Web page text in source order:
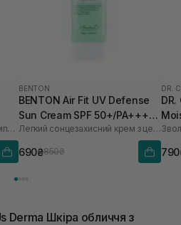
Відновлююча заспокійлива ампула для обличчя
BENTON
BENTON Air Fit UV Defense
Sun Cream SPF 50+/PA++++
50 мл
Легкий сонцезахисний крем з центелою
690₴850₴
DR.
DR.
мл
Derma Шкіра обличчя з